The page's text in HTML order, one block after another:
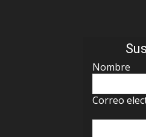
Nombre
Correo